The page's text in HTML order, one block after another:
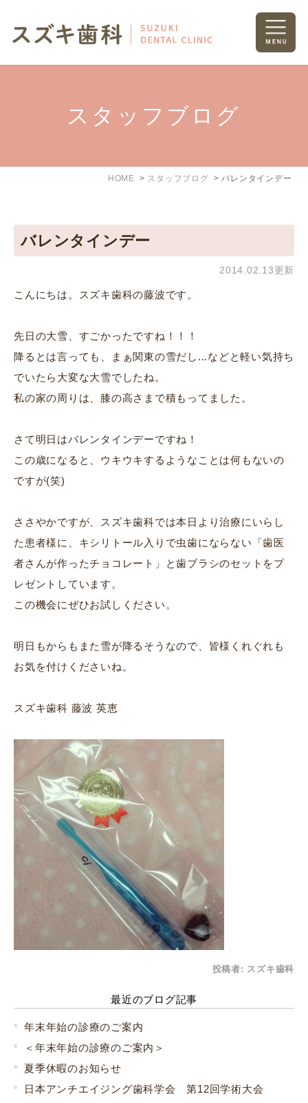
スタッフブログ
HOME スタッフブログ バレンタインデー
バレンタインデー
2014.02.13更新
こんにちは。スズキ歯科の藤波です。
先日の大雪、すごかったですね！！！
降るとは言っても、まぁ関東の雪だし...などと軽い気持ち
でいたら大変な大雪でしたね。
私の家の周りは、膝の高さまで積もってました。
さて明日はバレンタインデーですね！
この歳になると、ウキウキするようなことは何もないの
ですが(笑)
ささやかですが、スズキ歯科では本日より治療にいらし
た患者様に、キシリトール入りで虫歯にならない「歯医
者さんが作ったチョコレート」と歯ブラシのセットをプ
レゼントしています。
この機会にぜひお試しください。
明日もからもまた雪が降るそうなので、皆様くれぐれも
お気を付けくださいね。
スズキ歯科 藤波 英恵
投稿者: スズキ歯科
最近のブログ記事
年末年始の診療のご案内
＜年末年始の診療のご案内＞
夏季休暇のお知らせ
日本アンチエイジング歯科学会 第12回学術大会